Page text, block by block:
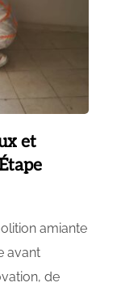
et
amiante
avant
de